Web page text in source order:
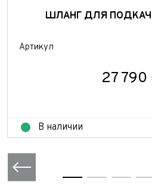
ШЛАНГ ДЛЯ
Артикул
27 790
В наличии
Отправить